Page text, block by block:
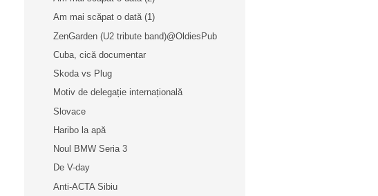
Am mai scăpat o dată (1)
ZenGarden (U2 tribute band)@OldiesPub
Cuba, cică documentar
Skoda vs Plug
Motiv de delegație internațională
Slovace
Haribo la apă
Noul BMW Seria 3
De V-day
Anti-ACTA Sibiu